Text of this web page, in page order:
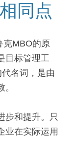
同点
克MBO的原
目标管理工
名词，是由
步和提升。只
业在实际运用